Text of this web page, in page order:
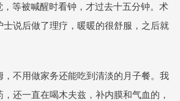
，等被喊醒时看钟，才过去十五分钟。术
士说后做了理疗，暖暖的很舒服，之后就
不用做家务还能吃到清淡的月子餐。我
还一直在喝木夫兹，补内膜和气血的，